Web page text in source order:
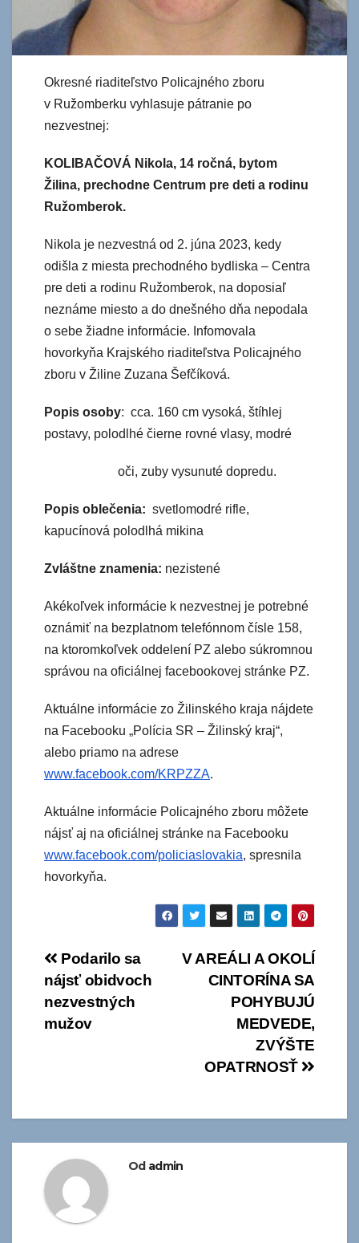
Okresné riaditeľstvo Policajného zboru
v Ružomberku vyhlasuje pátranie po
nezvestnej:
KOLIBAČOVÁ Nikola, 14 ročná, bytom
Žilina, prechodne Centrum pre deti a rodinu
Ružomberok.
Nikola je nezvestná od 2. júna 2023, kedy
odišla z miesta prechodného bydliska – Centra
pre deti a rodinu Ružomberok, na doposiaľ
neznáme miesto a do dnešného dňa nepodala
o sebe žiadne informácie. Infomovala
hovorkyňa Krajského riaditeľstva Policajného
zboru v Žiline Zuzana Šefčíková.
Popis osoby: cca. 160 cm vysoká, štíhlej
postavy, polodlhé čierne rovné vlasy, modré
oči, zuby vysunuté dopredu.
Popis oblečenia: svetlomodré rifle,
kapucínová polodlhá mikina
Zvláštne znamenia: nezistené
Akékoľvek informácie k nezvestnej je potrebné
oznámiť na bezplatnom telefónnom čísle 158,
na ktoromkoľvek oddelení PZ alebo súkromnou
správou na oficiálnej facebookovej stránke PZ.
Aktuálne informácie zo Žilinského kraja nájdete
na Facebooku „Polícia SR – Žilinský kraj“,
alebo priamo na adrese
www.facebook.com/KRPZZA.
Aktuálne informácie Policajného zboru môžete
nájsť aj na oficiálnej stránke na Facebooku
www.facebook.com/policiaslovakia, spresnila
hovorkyňa.
Navigácia
v
článku
V AREÁLI A OKOLÍ
CINTORÍNA SA
POHYBUJÚ
MEDVEDE,
ZVÝŠTE
OPATRNOSŤ
Podarilo sa
nájsť obidvoch
nezvestných
mužov
Od admin